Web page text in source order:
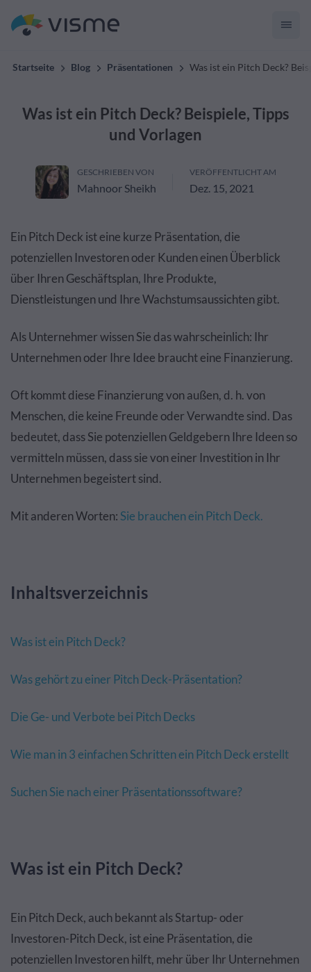
Startseite Blog Präsentationen Was ist ein Pitch Deck?
Was ist ein Pitch Deck? Beispiele, Tipps
und Vorlagen
GESCHRIEBEN VON
Mahnoor Sheikh
VERÖFFENTLICHT AM
Dez. 15, 2021
Ein Pitch Deck ist eine kurze Präsentation, die
potenziellen Investoren oder Kunden einen Überblick
über Ihren Geschäftsplan, Ihre Produkte,
Dienstleistungen und Ihre Wachstumsaussichten gibt.
Als Unternehmer wissen Sie das wahrscheinlich: Ihr
Unternehmen oder Ihre Idee braucht eine Finanzierung.
Oft kommt diese Finanzierung von außen, d. h. von
Menschen, die keine Freunde oder Verwandte sind. Das
bedeutet, dass Sie potenziellen Geldgebern Ihre Ideen so
vermitteln müssen, dass sie von einer Investition in Ihr
Unternehmen begeistert sind.
Mit anderen Worten: Sie brauchen ein Pitch Deck.
Inhaltsverzeichnis
Was ist ein Pitch Deck?
Was gehört zu einer Pitch Deck-Präsentation?
Die Ge- und Verbote bei Pitch Decks
Wie man in 3 einfachen Schritten ein Pitch Deck erstellt
Suchen Sie nach einer Präsentationssoftware?
Was ist ein Pitch Deck?
Ein Pitch Deck, auch bekannt als Startup- oder
Investoren-Pitch Deck, ist eine Präsentation, die
potenziellen Investoren hilft, mehr über Ihr Unternehmen